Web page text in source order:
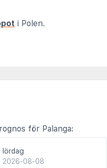
i Polen.
för Palanga:
lördag
2026-08-08